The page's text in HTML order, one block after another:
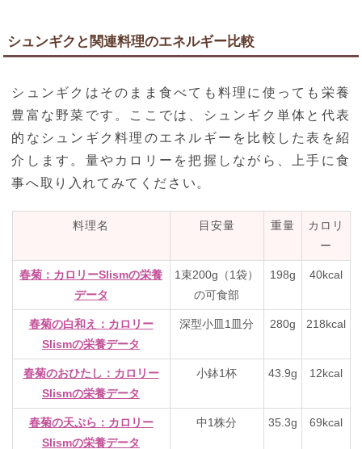
シュンギクと関連料理のエネルギー比較
シュンギクはそのまま食べても料理に使っても栄養
豊富な野菜です。ここでは、シュンギク単体と代表
的なシュンギク料理のエネルギーを比較した表を紹
介します。量やカロリーを把握しながら、上手に食
事へ取り入れてみてください。
料理名 目安量 重量
カロリ
ー
春菊：カロリーSlismの栄養
データ
1束200g（1袋）
の可食部
198g 40kcal
春菊の白和え：カロリー
Slismの栄養データ
深型小皿1皿分 280g 218kcal
春菊のおひたし：カロリー
Slismの栄養データ
小鉢1杯 43.9g 12kcal
春菊の天ぷら：カロリー
Slismの栄養データ
中1株分 35.3g 69kcal